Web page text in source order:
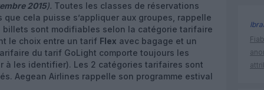
2015). Toutes les classes de réservations
cela puisse s’appliquer aux groupes, rappelle
billets sont modifiables selon la catégorie tarifaire
le choix entre un tarif Flex avec bagage et un
du tarif GoLight comporte toujours les
à les identifier). Les 2 catégories tarifaires sont
Aegean Airlines rappelle son programme estival